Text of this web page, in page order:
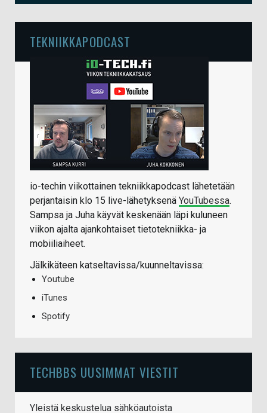
TEKNIIKKAPODCAST
io-techin viikottainen tekniikkapodcast lähetetään
perjantaisin klo 15 live-lähetyksenä YouTubessa.
Sampsa ja Juha käyvät keskenään läpi kuluneen
viikon ajalta ajankohtaiset tietotekniikka- ja
mobiiliaiheet.
Jälkikäteen katseltavissa/kuunneltavissa:
Youtube
iTunes
Spotify
TECHBBS UUSIMMAT VIESTIT
Yleistä keskustelua sähköautoista